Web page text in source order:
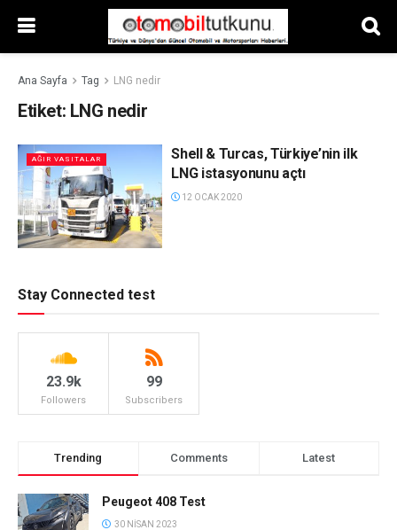
Ana Sayfa Tag LNG nedir
Etiket: LNG nedir
AĞIR VASITALAR
Shell & Turcas, Türkiye’nin ilk
LNG istasyonunu açtı
12 OCAK 2020
Stay Connected test
23.9k
Followers
99
Subscribers
Trending Comments Latest
Peugeot 408 Test
30 NISAN 2023